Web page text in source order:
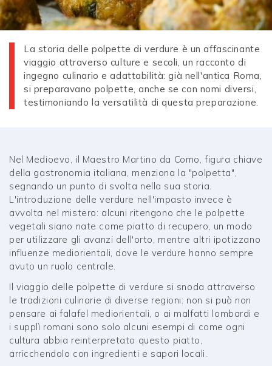
La storia delle polpette di verdure è un affascinante
viaggio attraverso culture e secoli, un racconto di
ingegno culinario e adattabilità: già nell'antica Roma,
si preparavano polpette, anche se con nomi diversi,
testimoniando la versatilità di questa preparazione.
Nel Medioevo, il Maestro Martino da Como, figura chiave
della gastronomia italiana, menziona la "polpetta",
segnando un punto di svolta nella sua storia.
L'introduzione delle verdure nell'impasto invece è
avvolta nel mistero: alcuni ritengono che le polpette
vegetali siano nate come piatto di recupero, un modo
per utilizzare gli avanzi dell'orto, mentre altri ipotizzano
influenze mediorientali, dove le verdure hanno sempre
avuto un ruolo centrale.
Il viaggio delle polpette di verdure si snoda attraverso
le tradizioni culinarie di diverse regioni: non si può non
pensare ai falafel mediorientali, o ai malfatti lombardi e
i supplì romani sono solo alcuni esempi di come ogni
cultura abbia reinterpretato questo piatto,
arricchendolo con ingredienti e sapori locali.